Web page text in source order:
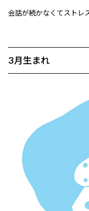
会話が続かなくてストレ
3月生まれ